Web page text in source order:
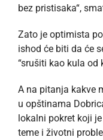
bez pristisaka“,
Zato je optimista
ishod će biti da će
“srušiti kao kula od
A na pitanja kakve
u opštinama
lokalni pokret koji
teme i životni